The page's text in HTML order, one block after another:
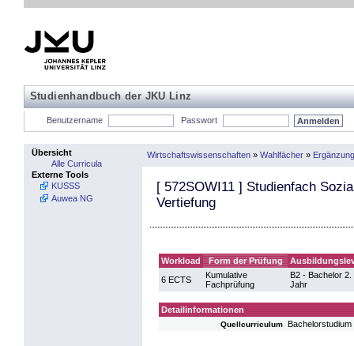
Studienhandbuch der JKU Linz
Benutzername Passwort
Übersicht
Alle Curricula
Externe Tools
KUSSS
Auwea NG
Wirtschaftswissenschaften » Wahlfächer »
[ 572SOWI11 ] Studienfach
Vertiefung
Workload Form der Prüfung
6 ECTS
Kumulative
Fachprüfung
B2 - Bachelor 2.
Jahr
Detailinformationen
Quellcurriculum